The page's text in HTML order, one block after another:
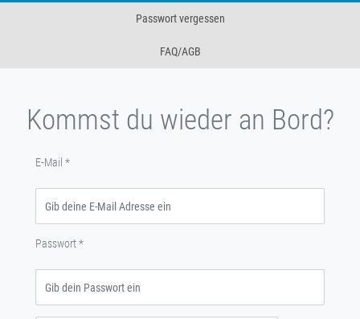
Passwort vergessen
FAQ/AGB
Kommst du wieder an Bord?
E-Mail *
Passwort*